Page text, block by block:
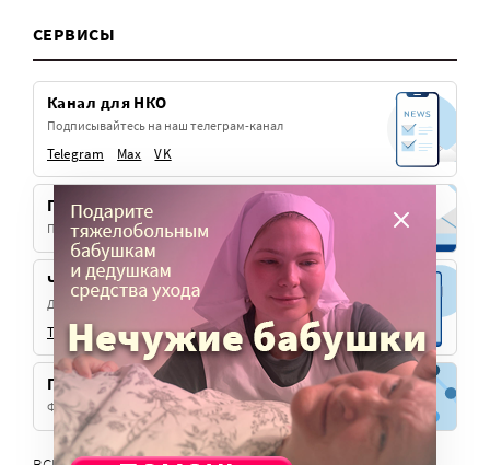
СЕРВИСЫ
Канал для НКО
Подписывайтесь на наш телеграм-канал
Telegram Max VK
Подписка на рассылку
Получайте эксклюзивные материалы для НКО
Чат «Благорелизы»
Делитесь своими новостями и с широкой аудиторией.
Telegram Max
Платформа Милосердия
Фандрайзинг для церковных НКО